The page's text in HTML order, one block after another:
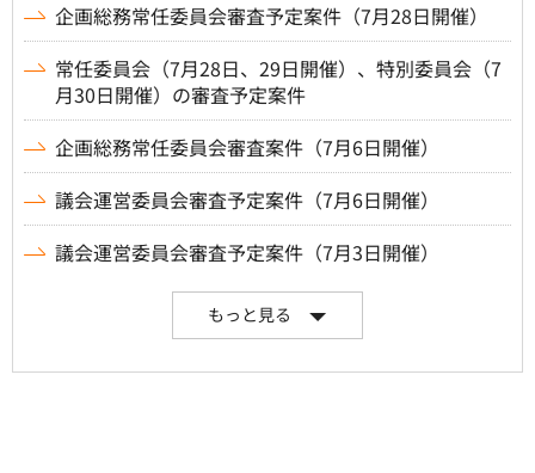
企画総務常任委員会審査予定案件（7月28日開催）
常任委員会（7月28日、29日開催）、特別委員会（7
月30日開催）の審査予定案件
企画総務常任委員会審査案件（7月6日開催）
議会運営委員会審査予定案件（7月6日開催）
議会運営委員会審査予定案件（7月3日開催）
もっと見る